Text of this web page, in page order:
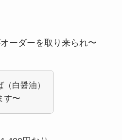
ーダーを取り来られ〜
白醤油）
す〜